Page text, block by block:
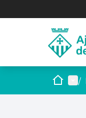
Inicio /